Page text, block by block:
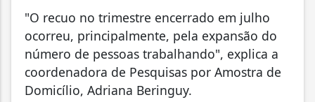
"O recuo no trimestre encerrado em julho
ocorreu, principalmente, pela expansão do
número de pessoas trabalhando", explica a
coordenadora de Pesquisas por Amostra de
Domicílio, Adriana Beringuy.